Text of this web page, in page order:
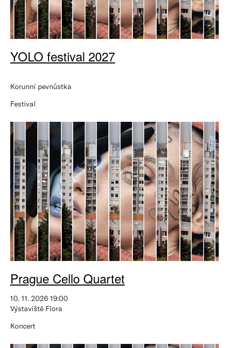
YOLO festival 2027
Korunní pevnůstka
Festival
Prague Cello Quartet
10. 11. 2026 19:00
Výstaviště Flora
Koncert